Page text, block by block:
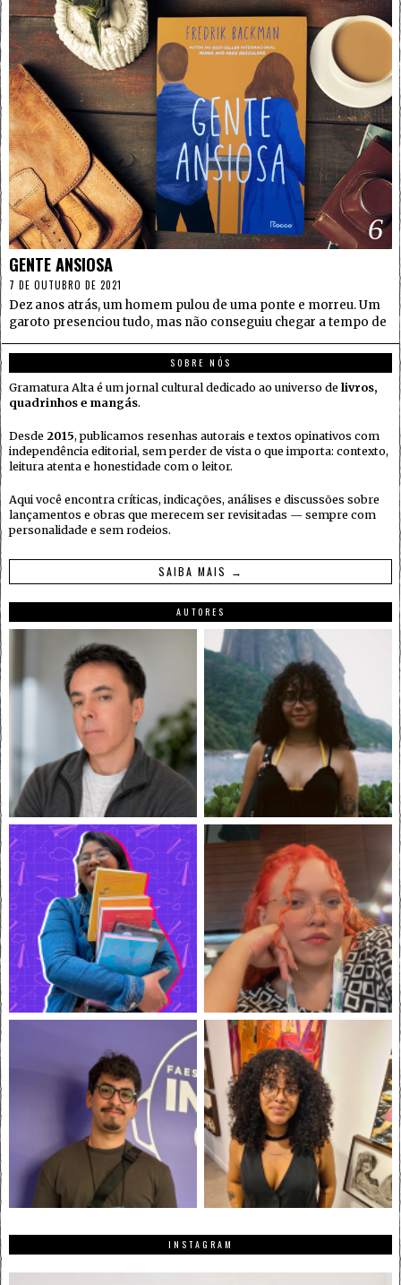
6
GENTE ANSIOSA
7 DE OUTUBRO DE 2021
Dez anos atrás, um homem pulou de uma ponte e morreu. Um
garoto presenciou tudo, mas não conseguiu chegar a tempo de
SOBRE NÓS
Gramatura Alta é um jornal cultural dedicado ao universo de livros,
quadrinhos e mangás.
Desde 2015, publicamos resenhas autorais e textos opinativos com
independência editorial, sem perder de vista o que importa: contexto,
leitura atenta e honestidade com o leitor.
Aqui você encontra críticas, indicações, análises e discussões sobre
lançamentos e obras que merecem ser revisitadas — sempre com
personalidade e sem rodeios.
SAIBA MAIS →
AUTORES
INSTAGRAM